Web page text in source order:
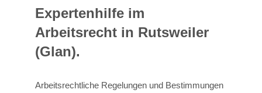
Expertenhilfe im
Arbeitsrecht in Rutsweiler
(Glan).
Arbeitsrechtliche Regelungen und Bestimmungen